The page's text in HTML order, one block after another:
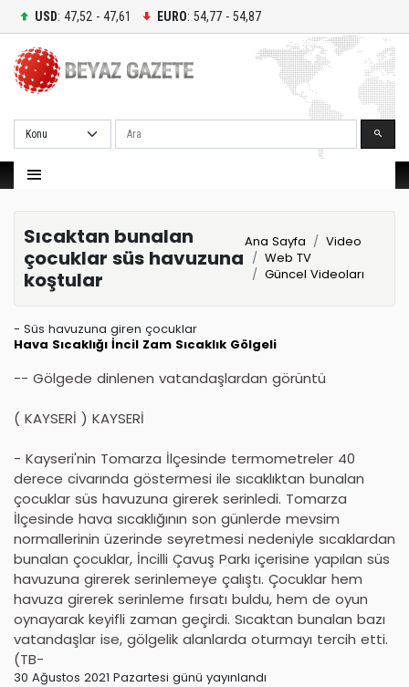
USD: 47,52 - 47,61 EURO: 54,77 - 54,87
Ara
Sıcaktan bunalan
çocuklar süs havuzuna
koştular
Ana Sayfa
Video
Web TV
Güncel Videoları
- Süs havuzuna giren çocuklar
Hava Sıcaklığı İncil Zam Sıcaklık Gölgeli
-- Gölgede dinlenen vatandaşlardan görüntü
( KAYSERİ ) KAYSERİ
- Kayseri'nin Tomarza İlçesinde termometreler 40
derece civarında göstermesi ile sıcaklıktan bunalan
çocuklar süs havuzuna girerek serinledi. Tomarza
İlçesinde hava sıcaklığının son günlerde mevsim
normallerinin üzerinde seyretmesi nedeniyle sıcaklardan
bunalan çocuklar, İncilli Çavuş Parkı içerisine yapılan süs
havuzuna girerek serinlemeye çalıştı. Çocuklar hem
havuza girerek serinleme fırsatı buldu, hem de oyun
oynayarak keyifli zaman geçirdi. Sıcaktan bunalan bazı
vatandaşlar ise, gölgelik alanlarda oturmayı tercih etti.
(TB-
30 Ağustos 2021 Pazartesi günü yayınlandı